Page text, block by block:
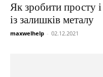
Як зробити просту
із залишків металу
maxwelhelp - 02.12.2021